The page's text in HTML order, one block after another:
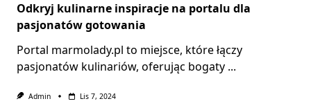
Odkryj kulinarne inspiracje na portalu dla
pasjonatów gotowania
Portal marmolady.pl to miejsce, które łączy
pasjonatów kulinariów, oferując bogaty ...
Admin Lis 7, 2024